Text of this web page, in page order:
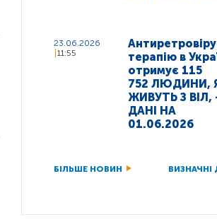
23.06.2026
11:55
терапію в
отримує 115
752 ЛЮДИНИ,
ЖИВУТЬ З ВІЛ,
ДАНІ НА
01.06.2026
БІЛЬШЕ НОВИН ВИЗНАЧНІ